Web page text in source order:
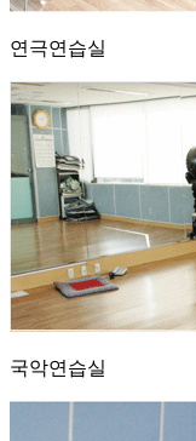
연극연습실
국악연습실